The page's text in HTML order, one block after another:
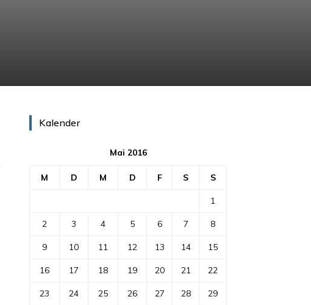
Kalender
Mai 2016
M D M D F S S
1
2 3 4 5 6 7 8
9 10 11 12 13 14 15
16 17 18 19 20 21 22
23 24 25 26 27 28 29